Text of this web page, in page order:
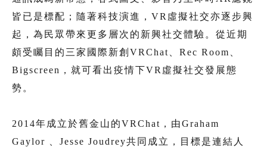
皆已是標配；隨著科技演進，VR虛擬社交亦逐步興
起，為民眾帶來更多層次的新興社交體驗。從近期
頗受矚目的三家國際新創VRChat、Rec Room、
Bigscreen，就可看出疫情下VR虛擬社交發展態
勢。
2014年成立於舊金山的VRChat，由Graham
Gaylor 、Jesse Joudrey共同成立，目標是連結人